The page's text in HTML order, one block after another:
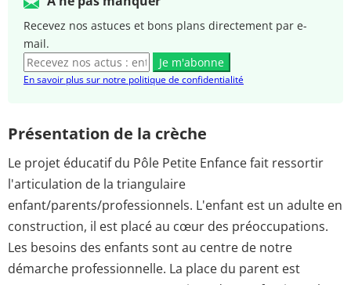
Recevez nos astuces et bons plans directement par e-
mail.
Je m'abonne
En savoir plus sur notre politique de confidentialité
Présentation de la crèche
Le projet éducatif du Pôle Petite Enfance fait ressortir
l'articulation de la triangulaire
enfant/parents/professionnels. L'enfant est un adulte en
construction, il est placé au cœur des préoccupations.
Les besoins des enfants sont au centre de notre
démarche professionnelle. La place du parent est